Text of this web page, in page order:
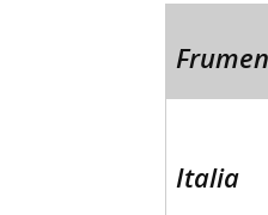
Italia